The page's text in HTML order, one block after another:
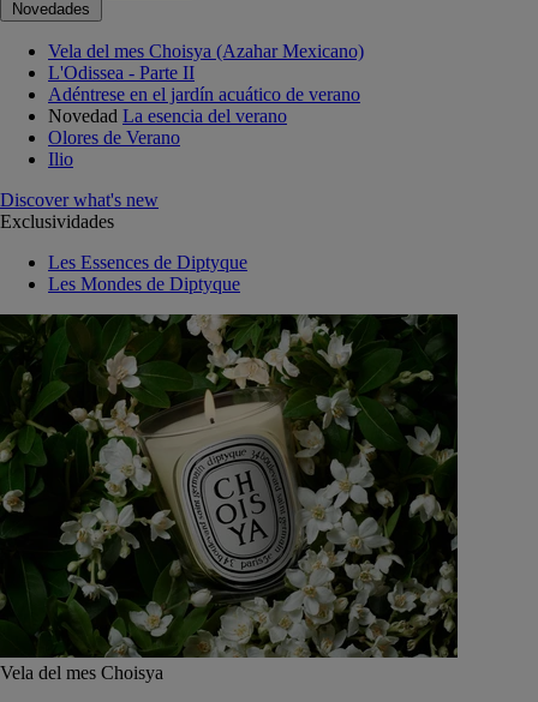
Novedades
Vela del mes Choisya (Azahar Mexicano)
L'Odissea - Parte II
Adéntrese en el jardín acuático de verano
Novedad La esencia del verano
Olores de Verano
Ilio
Discover what's new
Exclusividades
Les Essences de Diptyque
Les Mondes de Diptyque
Vela del mes Choisya